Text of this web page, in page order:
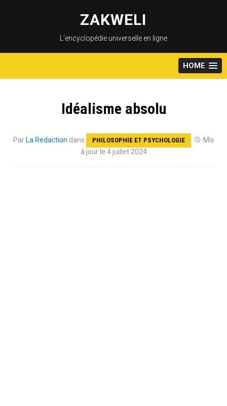
content
ZAKWELI
L’encyclopédie universelle en ligne
HOME
Idéalisme absolu
Par La Redaction dans PHILOSOPHIE ET PSYCHOLOGIE
Mis
à jour le 4 juillet 2024